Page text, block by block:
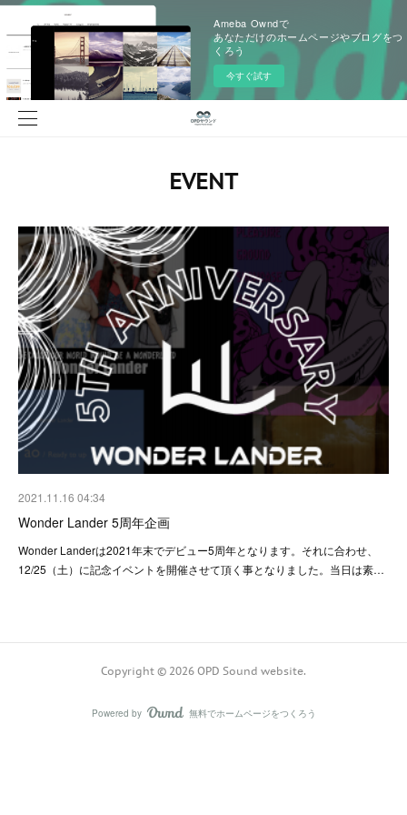
Ameba Owndで
あなただけのホームページやブログをつ
くろう
今すぐ試す
EVENT
2021.11.16 04:34
Wonder Lander 5周年企画
Wonder Landerは2021年末でデビュー5周年となります。それに合わせ、
12/25（土）に記念イベントを開催させて頂く事となりました。当日は素…
Copyright © 2026 OPD Sound website.
Powered by AmebaOwnd
無料でホームページをつくろう